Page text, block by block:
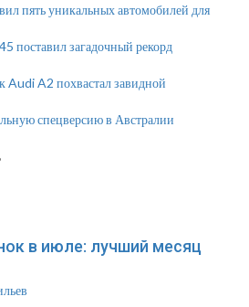
пять уникальных автомобилей для
поставил загадочный рекорд
Audi A2 похвастал завидной
спецверсию в Австралии
в июле: лучший месяц